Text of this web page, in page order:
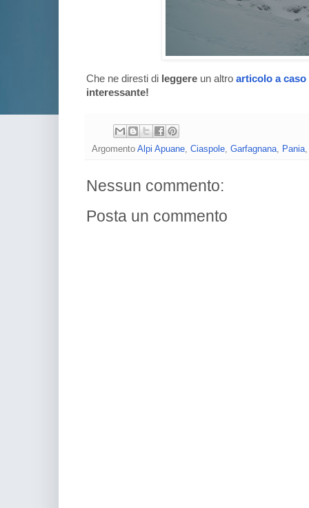
Che ne diresti di leggere un altro articolo a caso
interessante!
Argomento Alpi Apuane Ciaspole Garfagnana Pania
Nessun commento:
Posta un commento